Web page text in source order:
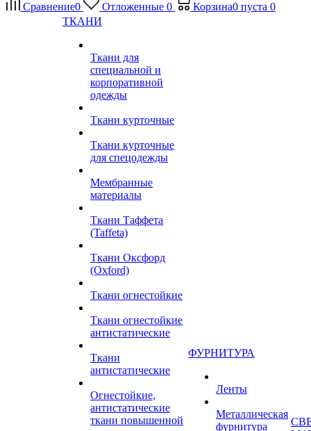
Сравнение0 Отложенные 0 Корзина0 пуста 0
ТКАНИ
Ткани для
специальной и
корпоративной
одежды
Ткани курточные
Ткани курточные
для спецодежды
Мембранные
материалы
Ткани Таффета
(Taffeta)
Ткани Оксфорд
(Oxford)
Ткани огнестойкие
Ткани огнестойкие
антистатические
Ткани
антистатические
Огнестойкие,
антистатические
ткани повышенной
ФУРНИТУРА
Ленты
Металлическая
фурнитура